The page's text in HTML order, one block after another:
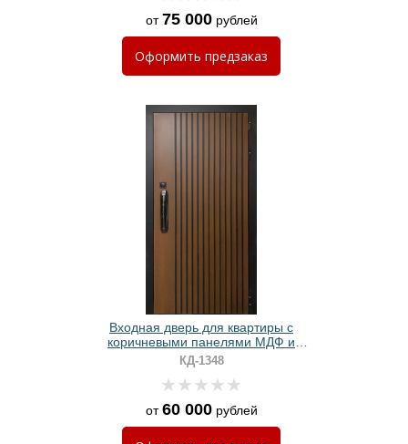
от75 000рублей
Оформить предзаказ
Входная дверь для квартиры с
коричневыми панелями МДФ и
замком с биометрией
КД-1348
от60 000рублей